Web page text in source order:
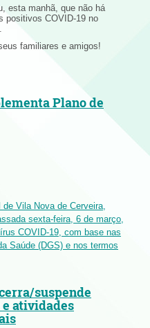
esta manhã, que não há
positivos COVID-19 no
familiares e amigos!
Plano de
Vila Nova de Cerveira,
sexta-feira, 6 de março,
COVID-19, com base nas
Saúde (DGS) e nos termos
suspende
atividades